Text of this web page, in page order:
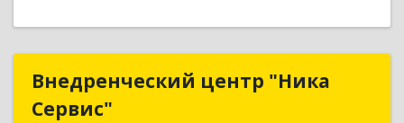
Внедренческий центр "Ника
Сервис"
Внедренческий центр "Ника